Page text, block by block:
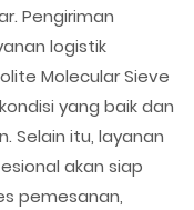
Pengiriman
logistik
Molecular Sieve
yang baik dan
Selain itu, layanan
akan siap
pemesanan,